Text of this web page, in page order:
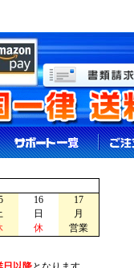
16
17
日
月
休
営業